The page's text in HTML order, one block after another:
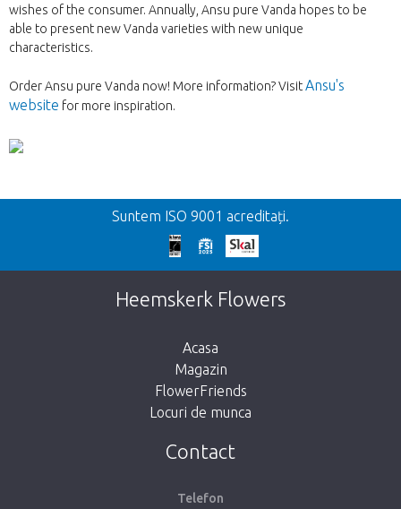
wishes of the consumer. Annually, Ansu pure Vanda hopes to be
able to present new Vanda varieties with new unique
characteristics.
Order Ansu pure Vanda now! More information? VisitAnsu's
website for more inspiration.
Inapoi
We're sorry
This page does not exist. Click on the
button below to return to the shop.
Suntem ISO 9001 acreditați.
Heemskerk Flowers
Acasa
Magazin
FlowerFriends
Locuri de munca
Contact
Telefon